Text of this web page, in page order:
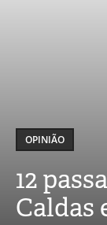
OPINIÃO
12
Caldas